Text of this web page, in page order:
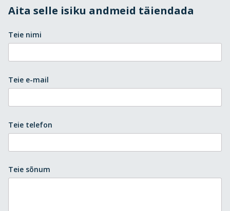
Aita selle isiku andmeid täiendada
Teie nimi
Teie e-mail
Teie telefon
Teie sõnum